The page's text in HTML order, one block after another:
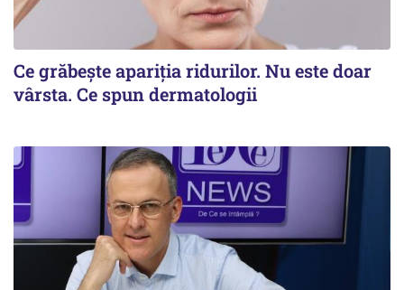
Ce grăbește apariția ridurilor. Nu este doar
vârsta. Ce spun dermatologii